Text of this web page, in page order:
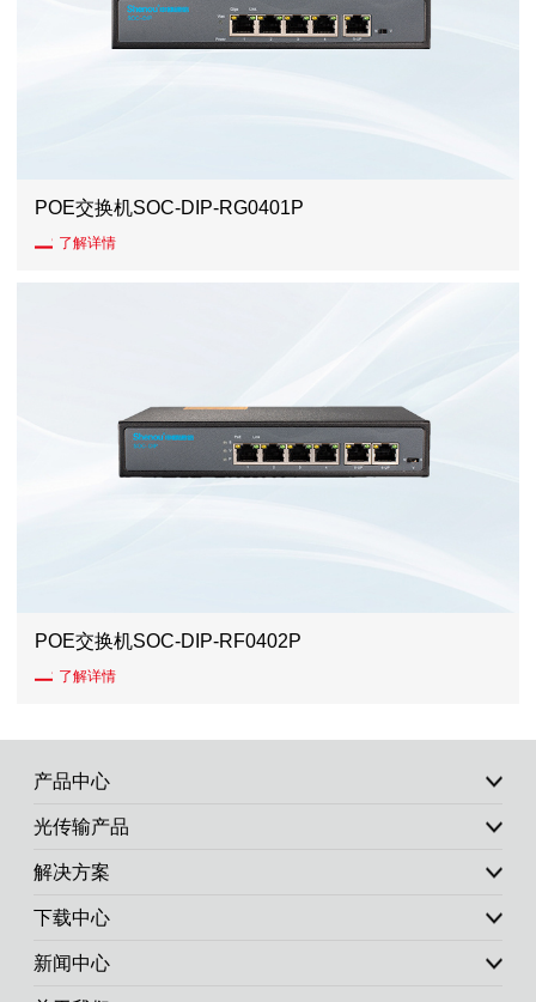
POE交换机SOC-DIP-RG0401P
了解详情
POE交换机SOC-DIP-RF0402P
了解详情
产品中心
光传输产品
解决方案
下载中心
新闻中心